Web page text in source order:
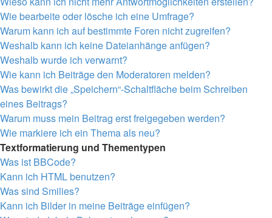
Wie bearbeite oder lösche ich eine Umfrage?
Warum kann ich auf bestimmte Foren nicht zugreifen?
Weshalb kann ich keine Dateianhänge anfügen?
Weshalb wurde ich verwarnt?
Wie kann ich Beiträge den Moderatoren melden?
Was bewirkt die „Speichern“-Schaltfläche beim Schreiben
eines Beitrags?
Warum muss mein Beitrag erst freigegeben werden?
Wie markiere ich ein Thema als neu?
Textformatierung und Thementypen
Was ist BBCode?
Kann ich HTML benutzen?
Was sind Smilies?
Kann ich Bilder in meine Beiträge einfügen?